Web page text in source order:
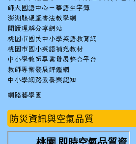
師大國語中心－華語生字簿
澎湖縣硬筆書法教學網
閱讀理解分享網站
桃園市國民中小學英語教育網
桃園市國小英語補充教材
中小學教師專業發展整合平台
教師專業發展評鑑網
中小學網路素養與認知
網路藝學園
防災資訊與空氣品質